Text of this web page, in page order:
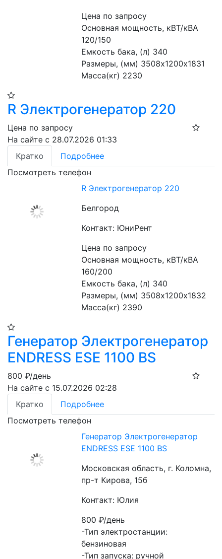
Цена по запросу
Основная мощность, кВТ/кВА
120/150
Емкость бака, (л) 340
Размеры, (мм) 3508х1200х1831
Масса(кг) 2230
R Электрогенератор 220
Цена по запросу
На сайте с 28.07.2026 01:33
Кратко
Подробнее
Посмотреть телефон
R Электрогенератор 220
Белгород
Контакт: ЮниРент
Цена по запросу
Основная мощность, кВТ/кВА
160/200
Емкость бака, (л) 340
Размеры, (мм) 3508х1200х1832
Масса(кг) 2390
Генератор Электрогенератор
ENDRESS ESE 1100 BS
800 ₽/день
На сайте с 15.07.2026 02:28
Кратко
Подробнее
Посмотреть телефон
Генератор Электрогенератор
ENDRESS ESE 1100 BS
Московская область, г. Коломна,
пр-т Кирова, 15б
Контакт: Юлия
800₽/день
-Тип электростанции:
бензиновая
-Тип запуска: ручной